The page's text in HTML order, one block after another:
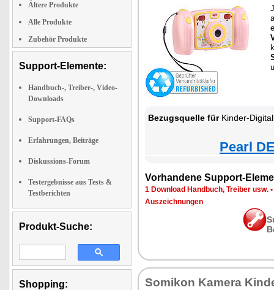
Ältere Produkte
Alle Produkte
Zubehör Produkte
Support-Elemente:
Handbuch-, Treiber-, Video-
Downloads
Support-FAQs
Erfahrungen, Beiträge
Diskussions-Forum
Testergebnisse aus Tests &
Testberichten
Produkt-Suche:
Shopping:
Bezugsquelle fürKinder-
Pearl
Vorhandene Support-
1 Download Handbuch, Treiber usw. •
Auszeichnungen
Somikon Kamera